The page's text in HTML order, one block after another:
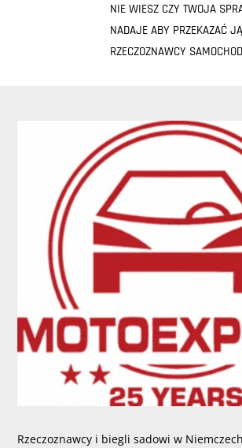
NIE WIESZ CZY TWOJA
NADAJE ABY PRZEKAZAĆ JĄ
RZECZOZNAWCY
Rzeczoznawcy i biegli sadowi w